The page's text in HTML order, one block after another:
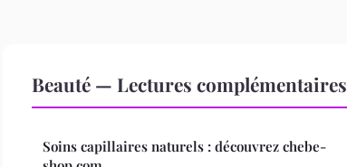
Beauté — Lectures complémentaires
Soins capillaires naturels : découvrez chebe-